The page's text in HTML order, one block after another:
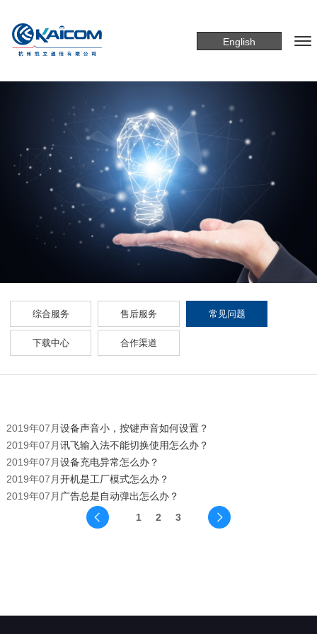
English
综合服务 售后服务 常见问题
下载中心 合作渠道
2019年07月设备声音小，按键声音如何设置？
2019年07月讯飞输入法不能切换使用怎么办？
2019年07月设备充电异常怎么办？
2019年07月开机是工厂模式怎么办？
2019年07月 广告总是自动弹出怎么办？
1
2 3